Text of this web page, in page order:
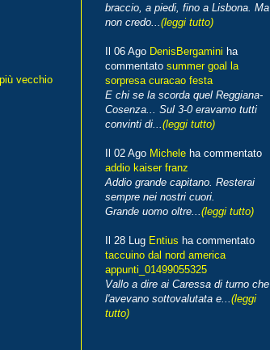
vecchio
braccio, a piedi, fino a Lisbona. Ma
non credo...(leggi tutto)
Il 06 Ago DenisBergamini ha
commentato summer goal la
sorpresa curacao festa
E chi se la scorda quel Reggiana-
Cosenza... Sul 3-0 eravamo tutti
convinti di...(leggi tutto)
Il 02 Ago Michele ha commentato
addio kaiser franz
Addio grande capitano. Resterai
sempre nei nostri cuori.
Grande uomo oltre...(leggi tutto)
Il 28 Lug Entius ha commentato
taccuino dal nord america
appunti_01499055325
Vallo a dire ai Caressa di turno che
l'avevano sottovalutata e...(leggi
tutto)